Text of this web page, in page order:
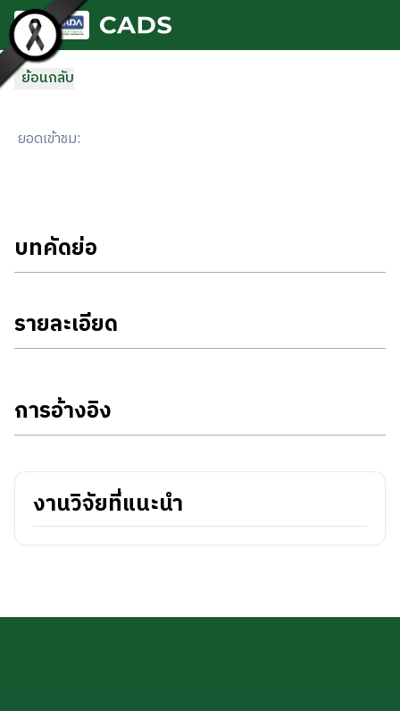
ข้ามไปยังเนื้อหาหลัก
ย้อนกลับ
ยอดเข้าชม:
บทคัดย่อ
รายละเอียด
การอ้างอิง
งานวิจัยที่แนะนำ